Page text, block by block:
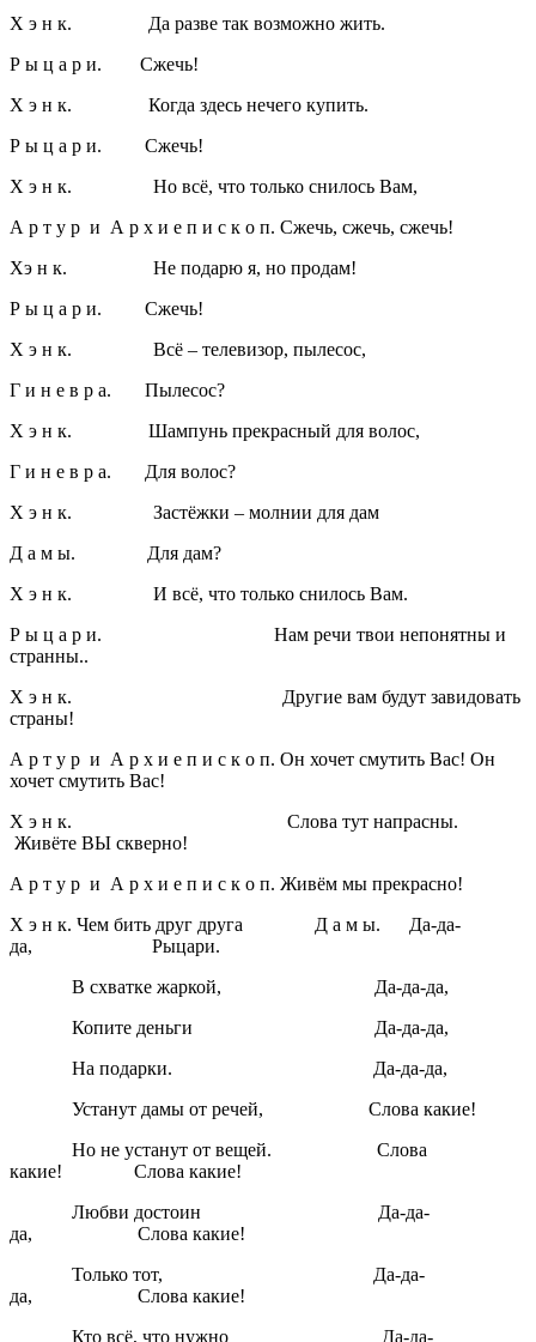
Х э н к. Да разве так возможно жить.
Р ы ц а р и. Сжечь!
Х э н к. Когда здесь нечего купить.
Р ы ц а р и. Сжечь!
Х э н к. Но всё, что только снилось Вам,
А р т у р и А р х и е п и с к о п. Сжечь, сжечь, сжечь!
Хэ н к. Не подарю я, но продам!
Р ы ц а р и. Сжечь!
Х э н к. Всё – телевизор, пылесос,
Г и н е в р а. Пылесос?
Х э н к. Шампунь прекрасный для волос,
Г и н е в р а. Для волос?
Х э н к. Застёжки – молнии для дам
Д а м ы. Для дам?
Х э н к. И всё, что только снилось Вам.
Р ы ц а р и. Нам речи твои непонятны и
странны..
Х э н к. Другие вам будут завидовать
страны!
А р т у р и А р х и е п и с к о п. Он хочет смутить Вас! Он
хочет смутить Вас!
Х э н к. Слова тут напрасны.
Живёте ВЫ скверно!
А р т у р и А р х и е п и с к о п. Живём мы прекрасно!
Х э н к. Чем бить друг друга Д а м ы. Да-да-
да, Рыцари.
В схватке жаркой, Да-да-да,
Копите деньги Да-да-да,
На подарки. Да-да-да,
Устанут дамы от речей, Слова какие!
Но не устанут от вещей. Слова
какие! Слова какие!
Любви достоин Да-да-
да, Слова какие!
Только тот, Да-да-
да, Слова какие!
Кто всё, что нужно Да-да-